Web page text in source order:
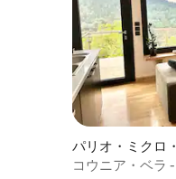
パリオ・ミクロ
ャレー
コウニア・ベラ